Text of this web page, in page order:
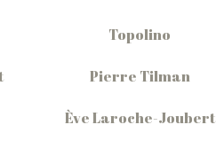
Topolino
Pierre Tilman
Ève Laroche-Joubert